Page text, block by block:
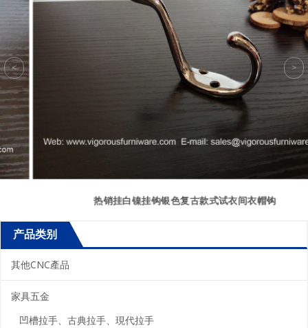
热销挂白镍挂钩银色复古款式试衣间衣帽钩
产品类别
其他CNC產品
家具五金
凹槽拉手、古典拉手、現代拉手